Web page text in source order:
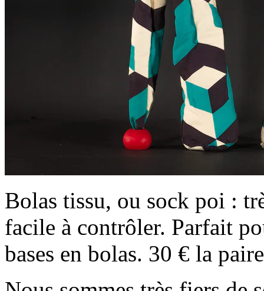
Bolas tissu, ou sock poi :
facile à contrôler. Parfait
bases en bolas. 30 € la